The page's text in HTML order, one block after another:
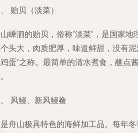
贻贝（淡菜）
嵊泗的贻贝，俗称“淡菜”，是国家
头大，肉质肥厚，味道鲜甜，没有
蛋”之称。最简单的清水煮食，蘸点
风鳗、新风鳗鲞
舟山极具特色的海鲜加工品。每年